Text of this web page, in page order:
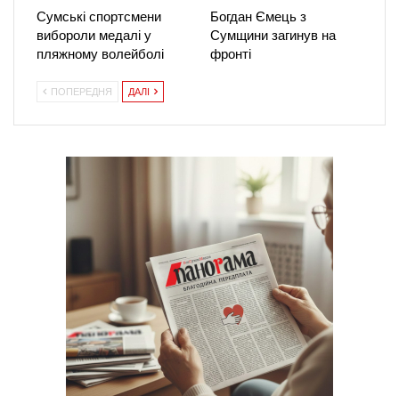
Сумські спортсмени
вибороли медалі у
пляжному волейболі
Богдан Ємець з
Сумщини загинув на
фронті
ПОПЕРЕДНЯ ДАЛІ